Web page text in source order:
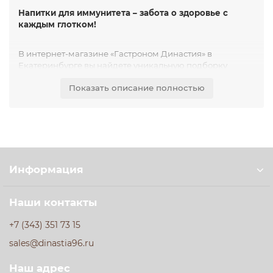
Напитки для иммунитета – забота о здоровье с
каждым глотком!
В интернет-магазине «Гастроном Династия» в
Екатеринбурге вы найдете уникальную подборку
поддержать организм в любое время года. Мы собрали
свежевыжатые соки, травяные чаи, витаминные
коктейли, ферментированные напитки и натуральные
здоровье: в составе только натуральные ингредиенты,
Попробуйте соки с имбирем и лимоном, которые
заряжают энергией и защищают от простуды, или
Показать описание полностью
Информация
Наши контакты
+7 (343) 351 73 15
sales@dinastia96.ru
Наш адрес